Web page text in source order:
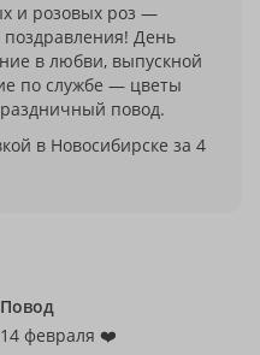
и розовых роз —
День
в любви, выпускной
по службе — цветы
повод.
в Новосибирске за 4
Повод
14 февраля ❤️